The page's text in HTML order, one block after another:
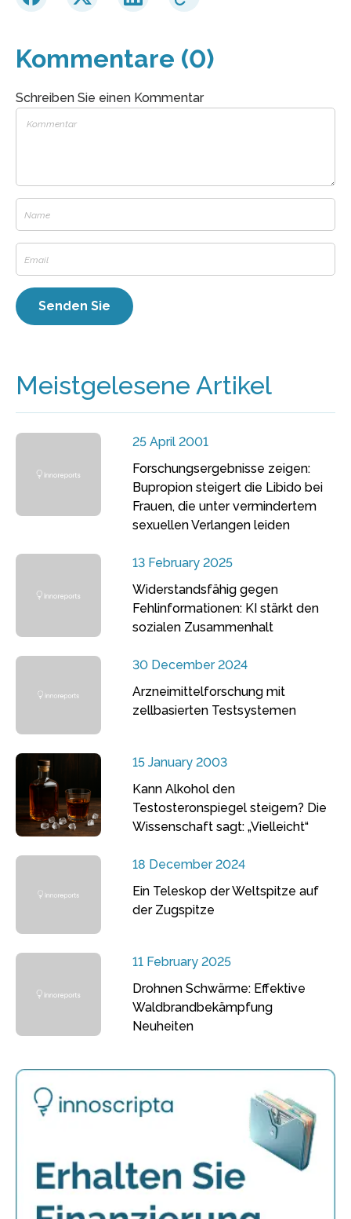
Kommentare (0)
Schreiben Sie einen Kommentar
Meistgelesene Artikel
25 April 2001
Forschungsergebnisse zeigen:
Bupropion steigert die Libido bei
Frauen, die unter vermindertem
sexuellen Verlangen leiden
13 February 2025
Widerstandsfähig gegen
Fehlinformationen: KI stärkt den
sozialen Zusammenhalt
30 December 2024
Arzneimittelforschung mit
zellbasierten Testsystemen
15 January 2003
Kann Alkohol den
Testosteronspiegel steigern? Die
Wissenschaft sagt: „Vielleicht“
18 December 2024
Ein Teleskop der Weltspitze auf
der Zugspitze
11 February 2025
Drohnen Schwärme: Effektive
Waldbrandbekämpfung
Neuheiten